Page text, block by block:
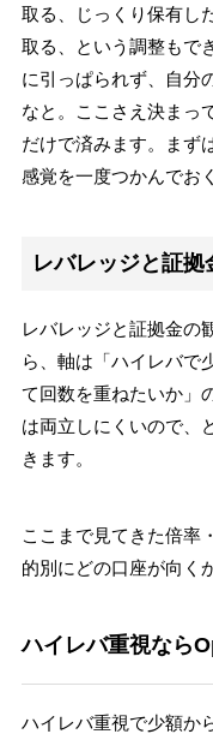
取る、じっくり保有し
取る、という調整もで
に引っぱられず、自分
なと。ここさえ決まっ
だけで済みます。まず
感覚を一度つかんでお
レバレッジと証
レバレッジと証拠金の
ら、軸は「ハイレバで
て回数を重ねたいか」
は両立しにくいので、
きます。
ここまで見てきた倍率
的別にどの口座が向く
ハイレバ重視なら
ハイレバ重視で少額か